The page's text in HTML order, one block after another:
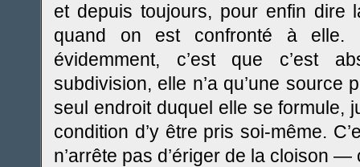
et depuis toujours, pour enfin dire
quand on est confronté à
évidemment, c’est que c’est
subdivision, elle n’a qu’une source
seul endroit duquel elle se formule,
condition d’y être pris soi-même.
n’arrête pas d’ériger de la cloison —